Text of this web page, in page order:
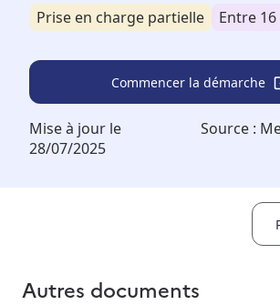
Prise en charge partielle Entre
Commencer la démarche
Mise à jour le
28/07/2025
Source :
Autres documents